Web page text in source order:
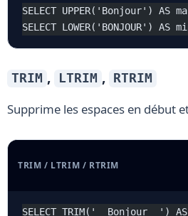
SELECT UPPER('Bonjour') AS
SELECT LOWER('BONJOUR')
TRIM , LTRIM , RTRIM
Supprime les espaces en début
TRIM / LTRIM / RTRIM
SELECT TRIM('  Bonjour  ')